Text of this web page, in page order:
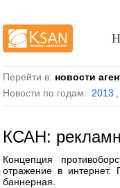
Перейти в: новости
Новости по годам: 2013
КСАН:
Концепция
отражение в интернет.
баннерная.